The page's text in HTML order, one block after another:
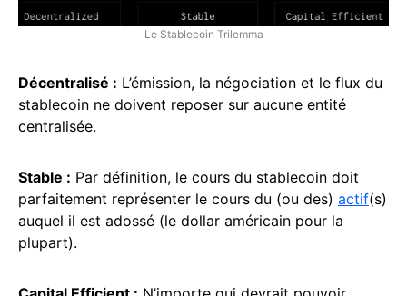
Le Stablecoin Trilemma
Décentralisé : L’émission, la négociation et le flux du
stablecoin ne doivent reposer sur aucune entité
centralisée.
Stable : Par définition, le cours du stablecoin doit
parfaitement représenter le cours du (ou des) actif(s)
auquel il est adossé (le dollar américain pour la
plupart).